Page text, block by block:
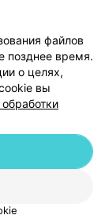
Беларусь,
файлов
позднее время.
о целях,
вы